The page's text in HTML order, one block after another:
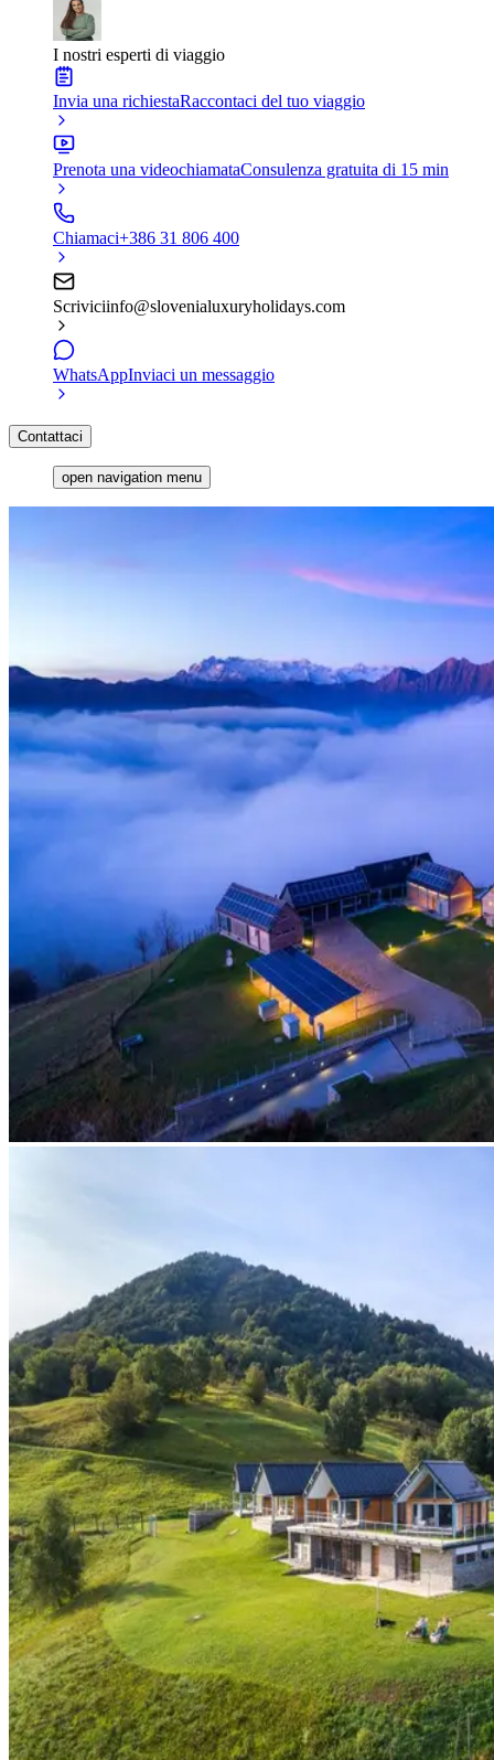
I nostri esperti di viaggio
Invia una richiestaRaccontaci del tuo viaggio
Prenota una videochiamataConsulenza gratuita di 15 min
Chiamaci+386 31 806 400
Scriviciinfo@slovenialuxuryholidays.com
WhatsAppInviaci un messaggio
Contattaci
open navigation menu